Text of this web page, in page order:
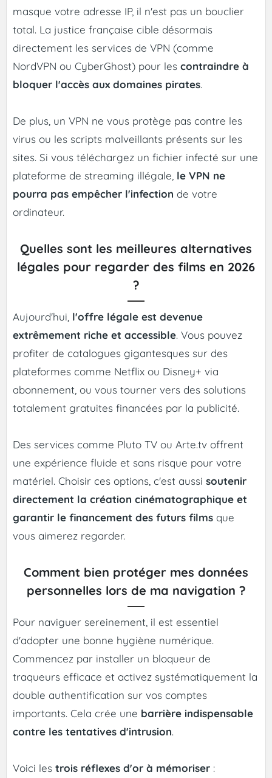
masque votre adresse IP, il n'est pas un bouclier
total. La justice française cible désormais
directement les services de VPN (comme
NordVPN ou CyberGhost) pour les contraindre à
bloquer l'accès aux domaines pirates.
De plus, un VPN ne vous protège pas contre les
virus ou les scripts malveillants présents sur les
sites. Si vous téléchargez un fichier infecté sur une
plateforme de streaming illégale, le VPN ne
pourra pas empêcher l'infection de votre
ordinateur.
Quelles sont les meilleures alternatives
légales pour regarder des films en 2026
?
Aujourd'hui, l'offre légale est devenue
extrêmement riche et accessible. Vous pouvez
profiter de catalogues gigantesques sur des
plateformes comme Netflix ou Disney+ via
abonnement, ou vous tourner vers des solutions
totalement gratuites financées par la publicité.
Des services comme Pluto TV ou Arte.tv offrent
une expérience fluide et sans risque pour votre
matériel. Choisir ces options, c'est aussi soutenir
directement la création cinématographique et
garantir le financement des futurs films que
vous aimerez regarder.
Comment bien protéger mes données
personnelles lors de ma navigation ?
Pour naviguer sereinement, il est essentiel
d'adopter une bonne hygiène numérique.
Commencez par installer un bloqueur de
traqueurs efficace et activez systématiquement la
double authentification sur vos comptes
importants. Cela crée une barrière indispensable
contre les tentatives d'intrusion.
Voici les trois réflexes d'or à mémoriser :